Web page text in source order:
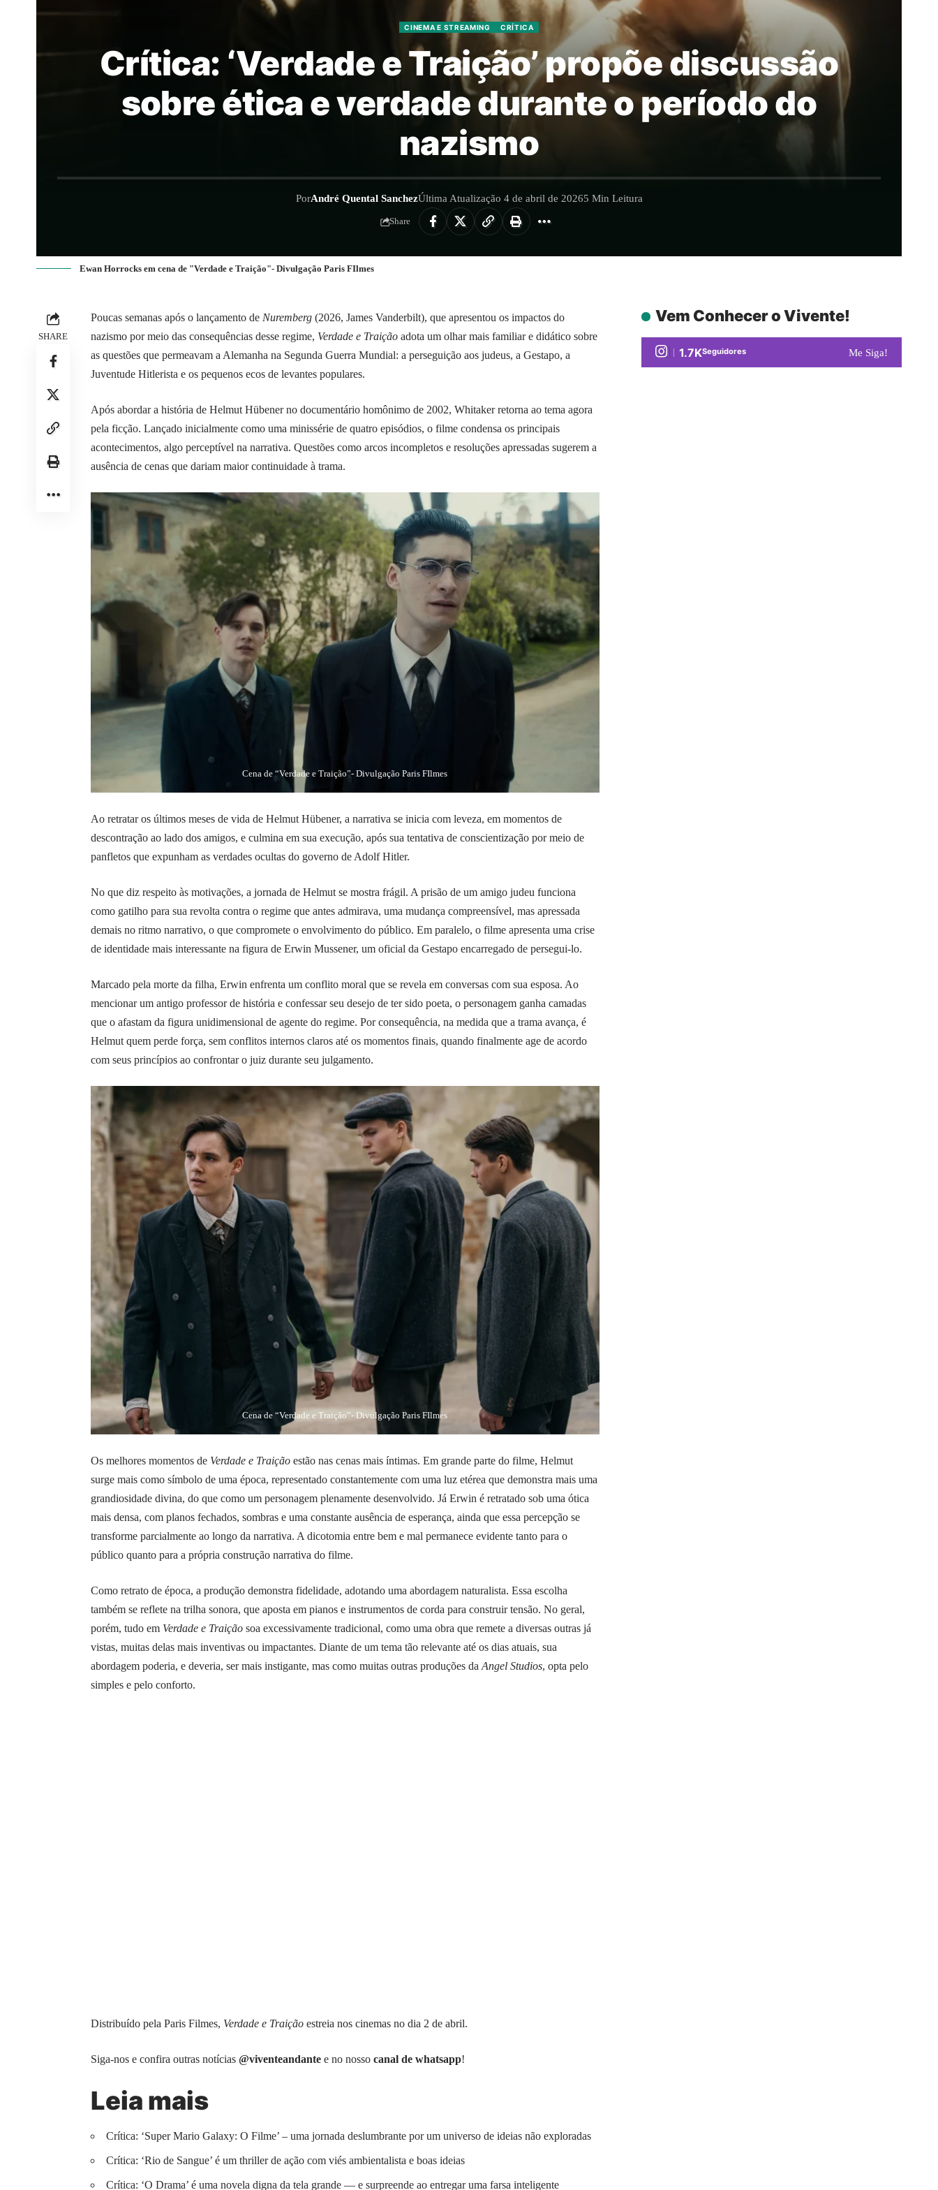
CINEMA E STREAMING CRÍTICA
Crítica: ‘Verdade e Traição’ propõe discussão
sobre ética e verdade durante o período do
nazismo
PorAndré Quental SanchezÚltima Atualização 4 de abril de 20265 Min Leitura
Share
Ewan Horrocks em cena de "Verdade e Traição"- Divulgação Paris FIlmes
SHARE
Poucas semanas após o lançamento de Nuremberg (2026, James Vanderbilt), que apresentou os impactos do
nazismo por meio das consequências desse regime, Verdade e Traição adota um olhar mais familiar e didático sobre
as questões que permeavam a Alemanha na Segunda Guerra Mundial: a perseguição aos judeus, a Gestapo, a
Juventude Hitlerista e os pequenos ecos de levantes populares.
Após abordar a história de Helmut Hübener no documentário homônimo de 2002, Whitaker retorna ao tema agora
pela ficção. Lançado inicialmente como uma minissérie de quatro episódios, o filme condensa os principais
acontecimentos, algo perceptível na narrativa. Questões como arcos incompletos e resoluções apressadas sugerem a
ausência de cenas que dariam maior continuidade à trama.
Cena de “Verdade e Traição”- Divulgação Paris FIlmes
Ao retratar os últimos meses de vida de Helmut Hübener, a narrativa se inicia com leveza, em momentos de
descontração ao lado dos amigos, e culmina em sua execução, após sua tentativa de conscientização por meio de
panfletos que expunham as verdades ocultas do governo de Adolf Hitler.
No que diz respeito às motivações, a jornada de Helmut se mostra frágil. A prisão de um amigo judeu funciona
como gatilho para sua revolta contra o regime que antes admirava, uma mudança compreensível, mas apressada
demais no ritmo narrativo, o que compromete o envolvimento do público. Em paralelo, o filme apresenta uma crise
de identidade mais interessante na figura de Erwin Mussener, um oficial da Gestapo encarregado de persegui-lo.
Marcado pela morte da filha, Erwin enfrenta um conflito moral que se revela em conversas com sua esposa. Ao
mencionar um antigo professor de história e confessar seu desejo de ter sido poeta, o personagem ganha camadas
que o afastam da figura unidimensional de agente do regime. Por consequência, na medida que a trama avança, é
Helmut quem perde força, sem conflitos internos claros até os momentos finais, quando finalmente age de acordo
com seus princípios ao confrontar o juiz durante seu julgamento.
Cena de “Verdade e Traição”- Divulgação Paris FIlmes
Os melhores momentos de Verdade e Traição estão nas cenas mais íntimas. Em grande parte do filme, Helmut
surge mais como símbolo de uma época, representado constantemente com uma luz etérea que demonstra mais uma
grandiosidade divina, do que como um personagem plenamente desenvolvido. Já Erwin é retratado sob uma ótica
mais densa, com planos fechados, sombras e uma constante ausência de esperança, ainda que essa percepção se
transforme parcialmente ao longo da narrativa. A dicotomia entre bem e mal permanece evidente tanto para o
público quanto para a própria construção narrativa do filme.
Como retrato de época, a produção demonstra fidelidade, adotando uma abordagem naturalista. Essa escolha
também se reflete na trilha sonora, que aposta em pianos e instrumentos de corda para construir tensão. No geral,
porém, tudo em Verdade e Traição soa excessivamente tradicional, como uma obra que remete a diversas outras já
vistas, muitas delas mais inventivas ou impactantes. Diante de um tema tão relevante até os dias atuais, sua
abordagem poderia, e deveria, ser mais instigante, mas como muitas outras produções da Angel Studios, opta pelo
simples e pelo conforto.
Distribuído pela Paris Filmes, Verdade e Traição estreia nos cinemas no dia 2 de abril.
Siga-nos e confira outras notícias @viventeandante e no nosso canal de whatsapp!
Leia mais
Crítica: ‘Super Mario Galaxy: O Filme’ – uma jornada deslumbrante por um universo de ideias não exploradas
Crítica: ‘Rio de Sangue’ é um thriller de ação com viés ambientalista e boas ideias
Crítica: ‘O Drama’ é uma novela digna da tela grande — e surpreende ao entregar uma farsa inteligente
Vem Conhecer o Vivente!
1.7KSeguidores Me Siga!